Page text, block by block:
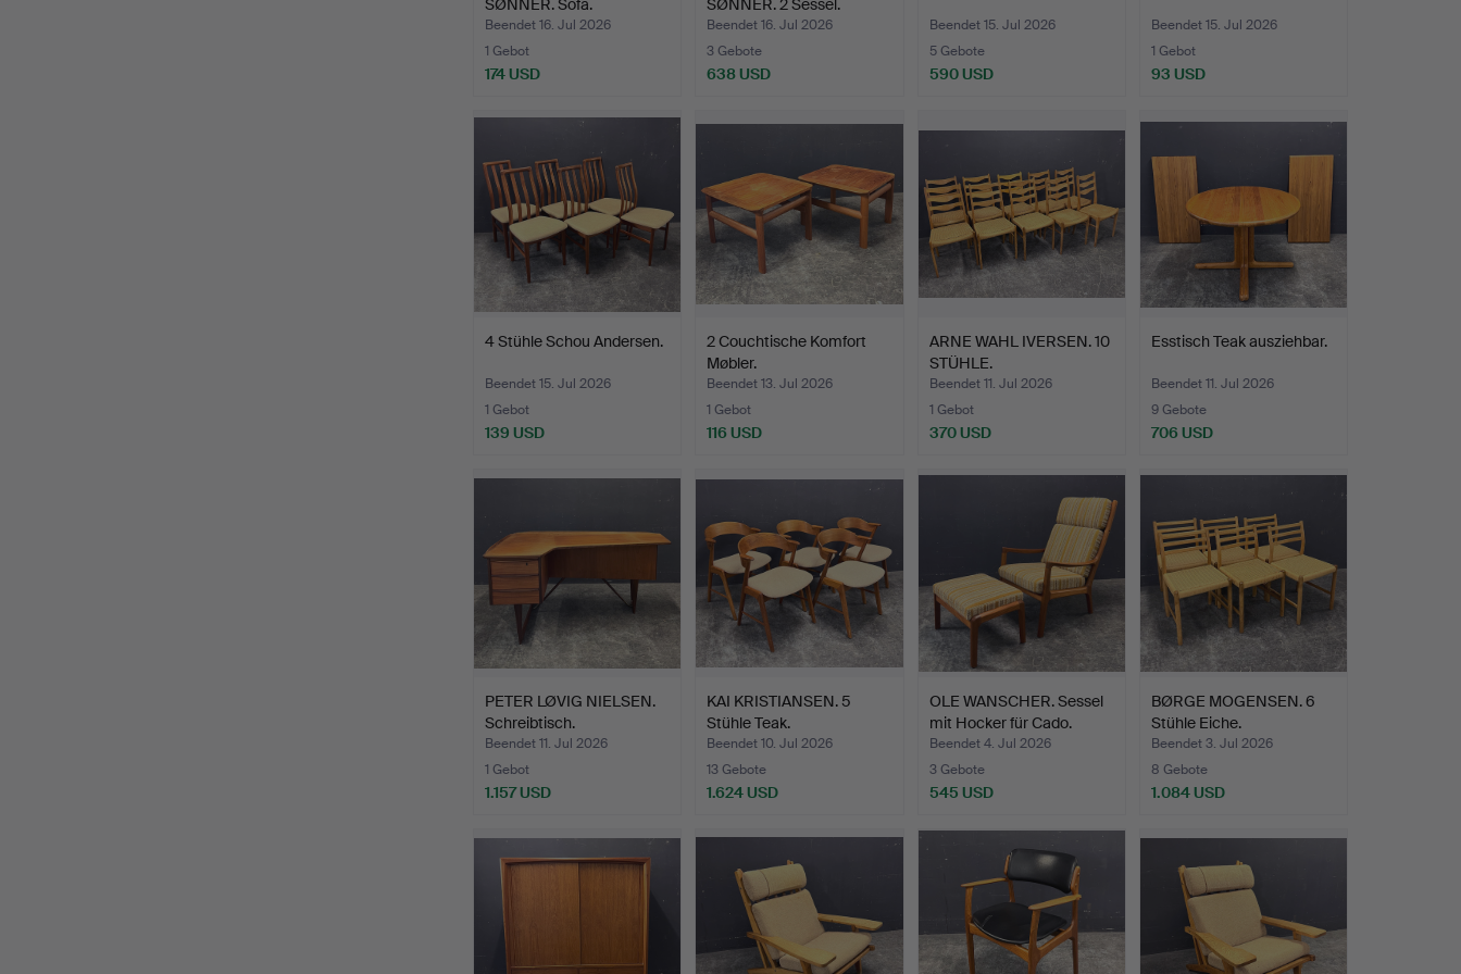
SØNNER. Sofa.
Beendet 16. Jul 2026
1 Gebot
174 USD
SØNNER. 2 Sessel.
Beendet 16. Jul 2026
3 Gebote
638 USD
Beendet 15. Jul 2026
5 Gebote
590 USD
Beendet 15. Jul 2026
1 Gebot
93 USD
4 Stühle Schou Andersen.
Beendet 15. Jul 2026
1 Gebot
139 USD
2 Couchtische Komfort
Møbler.
Beendet 13. Jul 2026
1 Gebot
116 USD
ARNE WAHL IVERSEN. 10
STÜHLE.
Beendet 11. Jul 2026
1 Gebot
370 USD
Esstisch Teak ausziehbar.
Beendet 11. Jul 2026
9 Gebote
706 USD
PETER LØVIG NIELSEN.
Schreibtisch.
Beendet 11. Jul 2026
1 Gebot
1.157 USD
KAI KRISTIANSEN. 5
Stühle Teak.
Beendet 10. Jul 2026
13 Gebote
1.624 USD
OLE WANSCHER. Sessel
mit Hocker für Cado.
Beendet 4. Jul 2026
3 Gebote
545 USD
BØRGE MOGENSEN. 6
Stühle Eiche.
Beendet 3. Jul 2026
8 Gebote
1.084 USD